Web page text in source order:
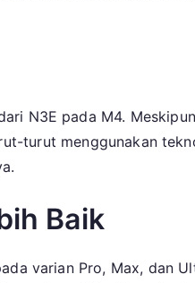
N3E pada M4.
turut menggunakan
Baik
varian Pro, Max, dan